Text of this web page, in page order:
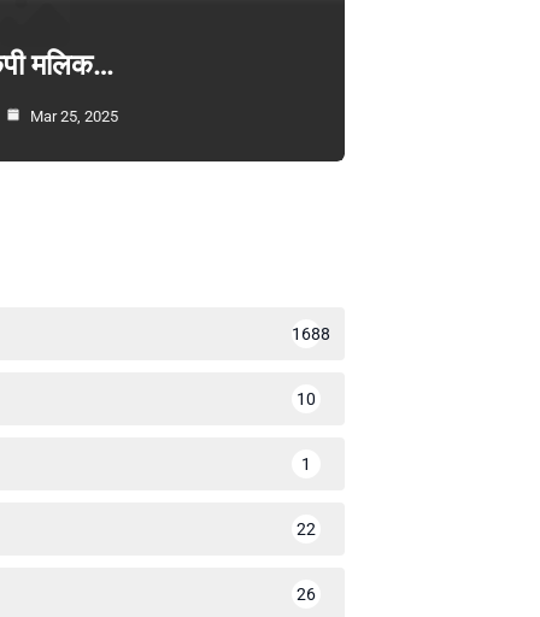
मलिक…
Mar 25, 2025
1688
10
1
22
26